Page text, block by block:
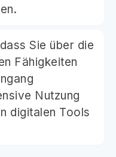
Sie über die
Fähigkeiten
Nutzung
digitalen Tools